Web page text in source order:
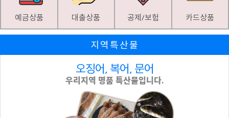
예금상품 대출상품 공제/보험 카드상품
지역특산물
오징어, 복어, 문어
우리지역 명품 특산물입니다.